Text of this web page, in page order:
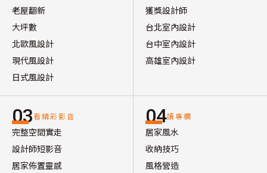
老屋翻新
大坪數
北歐風設計
現代風設計
日式風設計
獲獎設計師
台北室內設計
台中室內設計
高雄室內設計
03看精彩影音
完整空間實走
設計師短影音
居家佈置靈感
04讀專欄
居家風水
收納技巧
風格營造